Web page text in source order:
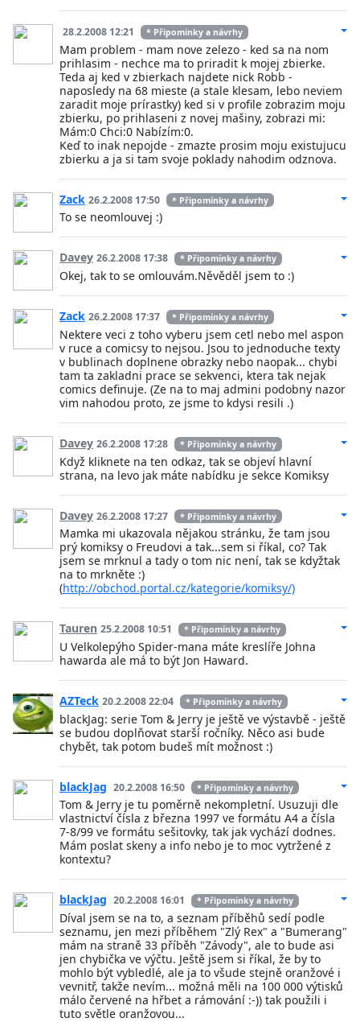
28.2.2008 12:21 * Připomínky a návrhy
Mam problem - mam nove zelezo - ked sa na nom
prihlasim - nechce ma to priradit k mojej zbierke.
Teda aj ked v zbierkach najdete nick Robb -
naposledy na 68 mieste (a stale klesam, lebo neviem
zaradit moje prírastky) ked si v profile zobrazim moju
zbierku, po prihlaseni z novej mašiny, zobrazi mi:
Mám:0 Chci:0 Nabízím:0.
Keď to inak nepojde - zmazte prosim moju existujucu
zbierku a ja si tam svoje poklady nahodim odznova.
Zack 26.2.2008 17:50 * Připomínky a návrhy
To se neomlouvej :)
Davey 26.2.2008 17:38 * Připomínky a návrhy
Okej, tak to se omlouvám.Něvěděl jsem to :)
Zack 26.2.2008 17:37 * Připomínky a návrhy
Nektere veci z toho vyberu jsem cetl nebo mel aspon
v ruce a comicsy to nejsou. Jsou to jednoduche texty
v bublinach doplnene obrazky nebo naopak... chybi
tam ta zakladni prace se sekvenci, ktera tak nejak
comics definuje. (Ze na to maj admini podobny nazor
vim nahodou proto, ze jsme to kdysi resili .)
Davey 26.2.2008 17:28 * Připomínky a návrhy
Když kliknete na ten odkaz, tak se objeví hlavní
strana, na levo jak máte nabídku je sekce Komiksy
Davey 26.2.2008 17:27 * Připomínky a návrhy
Mamka mi ukazovala nějakou stránku, že tam jsou
prý komiksy o Freudovi a tak...sem si říkal, co? Tak
jsem se mrknul a tady o tom nic není, tak se kdyžtak
na to mrkněte :)
(http://obchod.portal.cz/kategorie/komiksy/)
Tauren 25.2.2008 10:51 * Připomínky a návrhy
U Velkolepýho Spider-mana máte kreslíře Johna
hawarda ale má to být Jon Haward.
AZTeck 20.2.2008 22:04 * Připomínky a návrhy
blackJag: serie Tom & Jerry je ještě ve výstavbě - ještě
se budou doplňovat starší ročníky. Něco asi bude
chybět, tak potom budeš mít možnost :)
blackJag 20.2.2008 16:50 * Připomínky a návrhy
Tom & Jerry je tu poměrně nekompletní. Usuzuji dle
vlastnictví čísla z března 1997 ve formátu A4 a čísla
7-8/99 ve formátu sešitovky, tak jak vychází dodnes.
Mám poslat skeny a info nebo je to moc vytržené z
kontextu?
blackJag 20.2.2008 16:01 * Připomínky a návrhy
Díval jsem se na to, a seznam příběhů sedí podle
seznamu, jen mezi příběhem "Zlý Rex" a "Bumerang"
mám na straně 33 příběh "Závody", ale to bude asi
jen chybička ve výčtu. Ještě jsem si říkal, že by to
mohlo být vybledlé, ale ja to všude stejně oranžové i
vevnitř, takže nevím... možná měli na 100 000 výtisků
málo červené na hřbet a rámování :-)) tak použili i
tuto světle oranžovou...